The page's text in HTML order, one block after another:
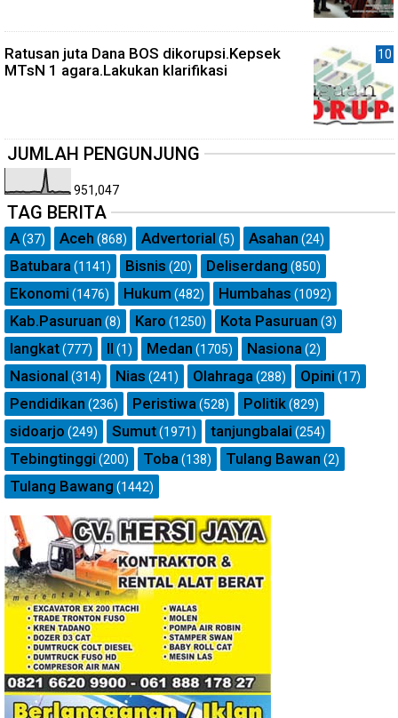
Ratusan juta Dana BOS dikorupsi.Kepsek
MTsN 1 agara.Lakukan klarifikasi
JUMLAH PENGUNJUNG
951,047
TAG BERITA
A(37) Aceh (868) Advertorial (5) Asahan (24)
Batubara (1141) Bisnis (20) Deliserdang (850)
Ekonomi (1476) Hukum (482) Humbahas (1092)
Kab.Pasuruan (8) Karo (1250) Kota Pasuruan (3)
langkat(777) ll (1) Medan (1705) Nasiona (2)
Nasional (314) Nias (241) Olahraga (288) Opini (17)
Pendidikan (236) Peristiwa (528) Politik(829)
sidoarjo (249) Sumut(1971) tanjungbalai (254)
Tebingtinggi (200) Toba (138) Tulang Bawan (2)
Tulang Bawang (1442)